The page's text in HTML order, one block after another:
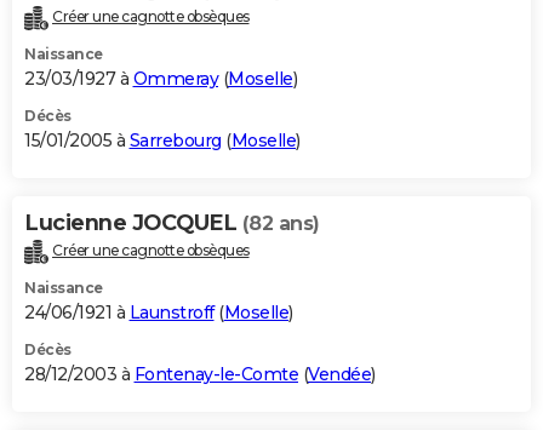
Créer une cagnotte obsèques
Naissance
23/03/1927 à Ommeray(Moselle)
Décès
15/01/2005 à Sarrebourg (Moselle)
Lucienne JOCQUEL (82 ans)
Créer une cagnotte obsèques
Naissance
24/06/1921 à Launstroff(Moselle)
Décès
28/12/2003 à Fontenay-le-Comte (Vendée)